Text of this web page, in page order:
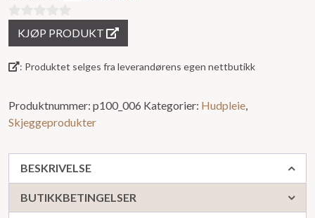
ut
av
KJØP PRODUKT
: Produktet selges fra leverandørens egen nettbutikk
Produktnummer: p100_006 Kategorier: Hudpleie
Skjeggeprodukter
BESKRIVELSE
BUTIKKBETINGELSER